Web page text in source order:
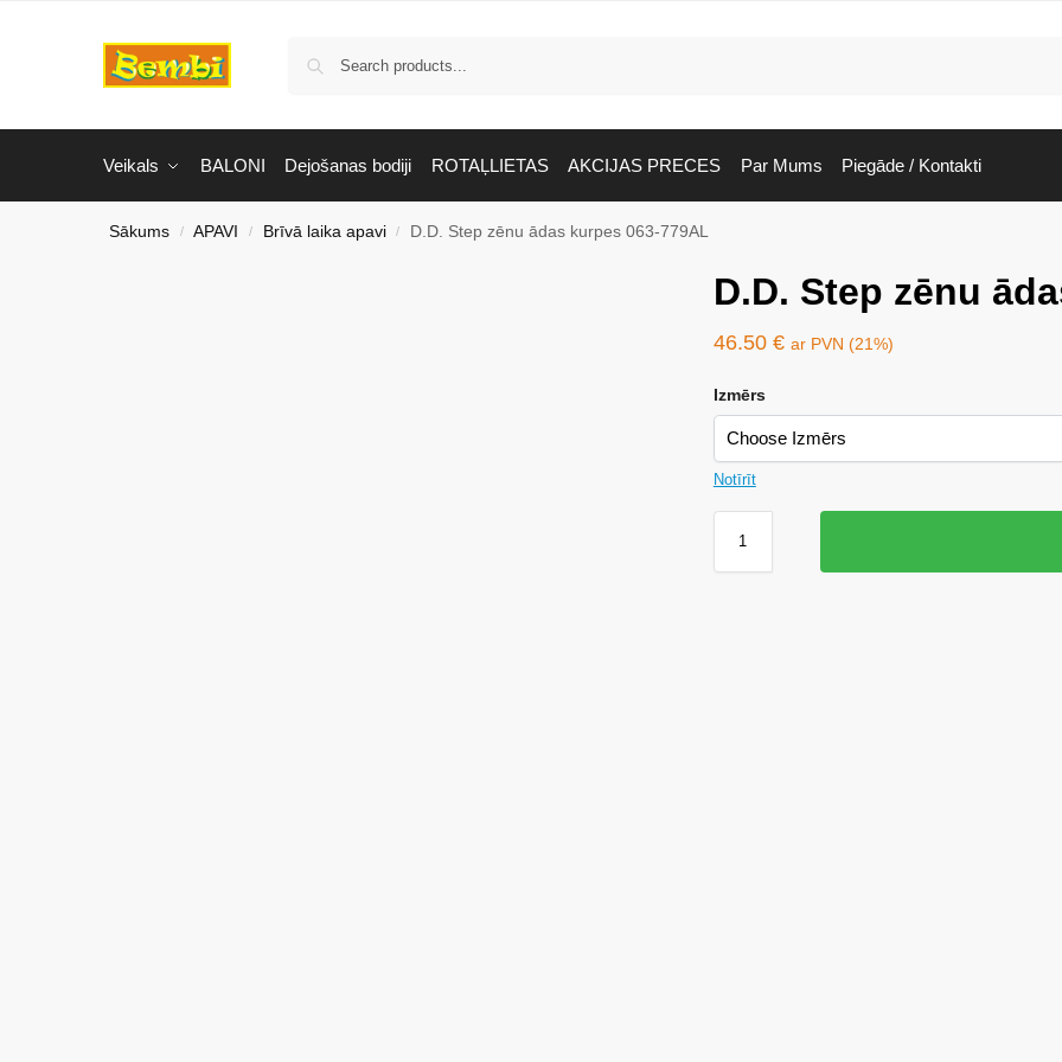
Veikals BALONI Dejošanas bodiji ROTAĻLIETAS AKCIJAS PRECES Par Mums Piegāde / Kontakti
Sākums / APAVI / Brīvā laika apavi / D.D. Step zēnu ādas kurpes 063-779AL
D.D. Step zēnu
46.50 € ar PVN (21%)
Izmērs
Notīrīt